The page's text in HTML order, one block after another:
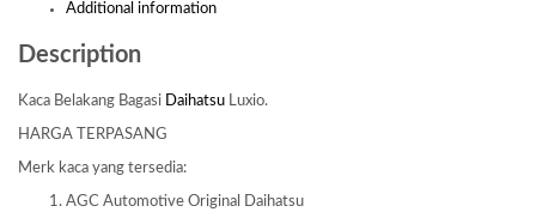
Additional information
Description
Kaca Belakang Bagasi Daihatsu Luxio.
HARGA TERPASANG
Merk kaca yang tersedia:
AGC Automotive Original Daihatsu